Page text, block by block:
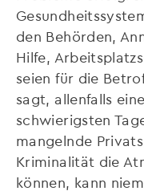
den Behörden,
Hilfe,
seien für die
sagt, allenfalls
schwierigsten
mangelnde
Kriminalität die
können, kann